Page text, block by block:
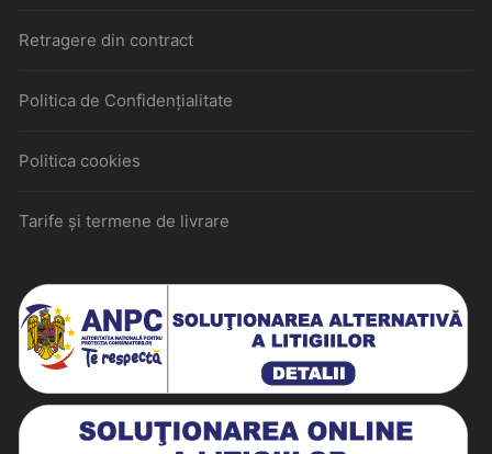
Retragere din contract
Politica de Confidențialitate
Politica cookies
Tarife și termene de livrare